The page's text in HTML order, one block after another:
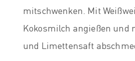
mitschwenken. Mit
Kokosmilch angießen und
und Limettensaft